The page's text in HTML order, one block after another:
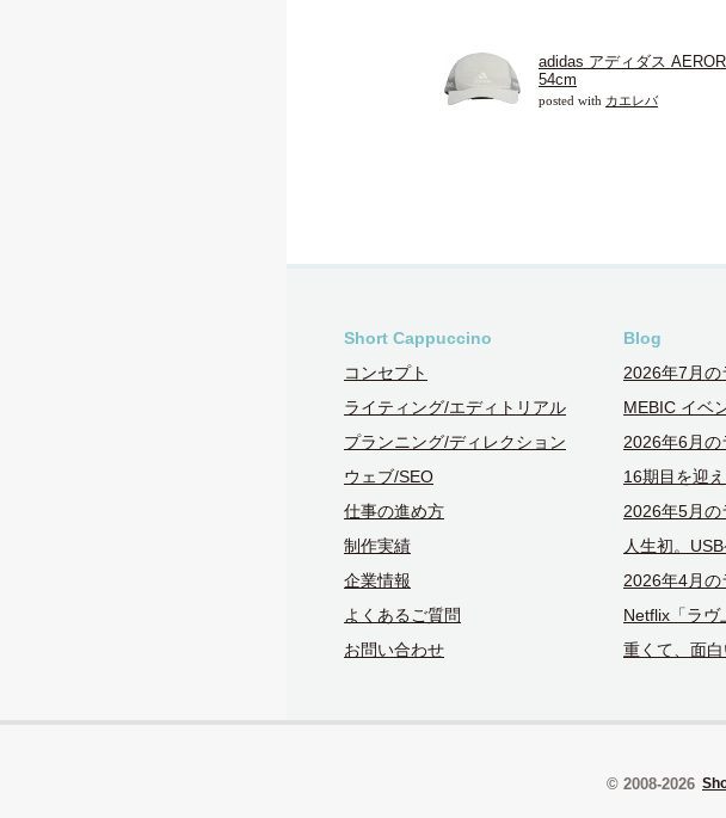
adidas アディダス
54cm
posted with カエレバ
Short Cappuccino
コンセプト
ライティング/エディトリアル
プランニング/ディレクション
ウェブ/SEO
仕事の進め方
制作実績
企業情報
よくあるご質問
お問い合わせ
Blog
2026年7月
MEBIC イベ
2026年6月
16期目を迎
2026年5月
人生初。
2026年4月
Netflix「ラヴ
重くて、面白
© 2008-2026